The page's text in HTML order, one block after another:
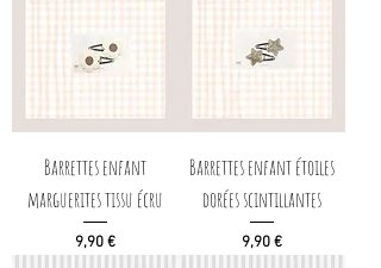
Barrettes enfant
marguerites tissu écru
Prix
9,90 €
Barrettes enfant étoiles
dorées scintillantes
Prix
9,90 €